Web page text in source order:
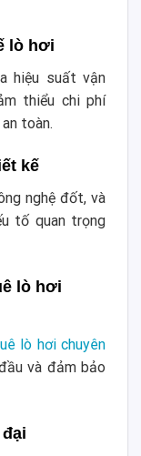
lò hơi
hiệu suất vận
thiểu chi phí
toàn.
kế
nghệ đốt, và
tố quan trọng
lò hơi
lò hơi chuyên
và đảm bảo